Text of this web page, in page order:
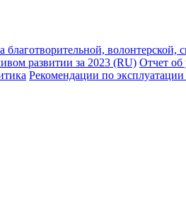
благотворительной, волонтерской,
развитии за 2023 (RU) Отчет об
Рекомендации по